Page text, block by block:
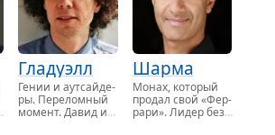
Гладуэлл
Гении и аут­сайде­
ры. Пе­ре­лом­ный
мо­мент. Давид и
Шарма
Монах, ко­то­рый
про­дал свой «Фер­
ра­ри». Лидер без